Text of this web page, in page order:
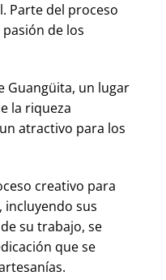
Parte del proceso
de los
Guangüita, un lugar
la riqueza
atractivo para los
creativo para
incluyendo sus
su trabajo, se
que se